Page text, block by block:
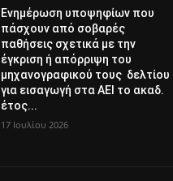
Ενημέρωση υποψηφίων που
πάσχουν από σοβαρές
παθήσεις σχετικά με την
έγκριση ή απόρριψη του
μηχανογραφικού τους δελτίου
για εισαγωγή στα ΑΕΙ το ακαδ.
έτος...
17 Ιουλίου 2026